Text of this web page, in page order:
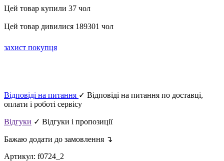
Цей товар купили 37 чол
Цей товар дивилися 189301 чол
захист покупця
Відповіді на питання ✓ Відповіді на питання по доставці,
оплати і роботі сервісу
Відгуки ✓ Відгуки і пропозиції
Бажаю додати до замовлення ↴
Артикул: f0724_2